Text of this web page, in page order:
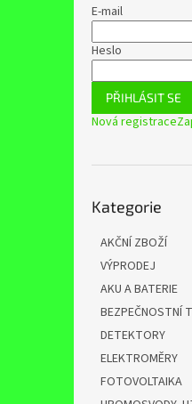
E-mail
Heslo
PŘIHLÁSIT SE
Nová registrace
kategorie
Kategorie
AKČNÍ ZBOŽÍ
VÝPRODEJ
AKU A BATERIE
BEZPEČNOSTNÍ
DETEKTORY
ELEKTROMĚRY
FOTOVOLTAIKA